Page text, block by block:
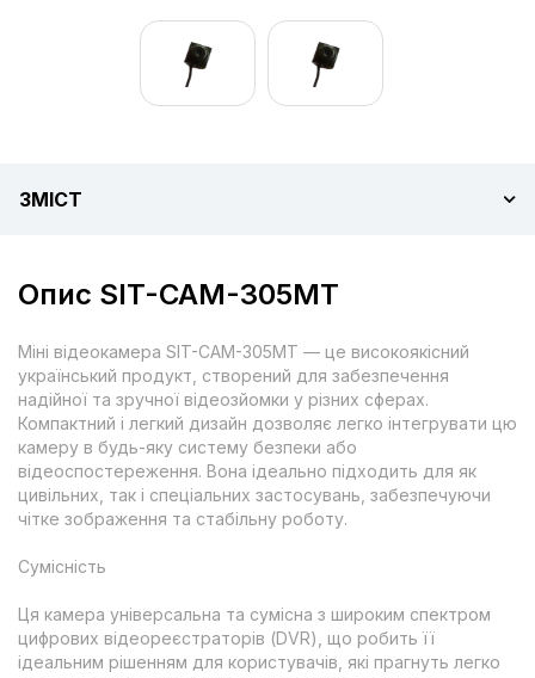
Опис SIT-CAM-305MT
Міні відеокамера SIT-CAM-305MT — це високоякісний
український продукт, створений для забезпечення
надійної та зручної відеозйомки у різних сферах.
Компактний і легкий дизайн дозволяє легко інтегрувати цю
камеру в будь-яку систему безпеки або
відеоспостереження. Вона ідеально підходить для як
цивільних, так і спеціальних застосувань, забезпечуючи
чітке зображення та стабільну роботу.
Сумісність
Ця камера універсальна та сумісна з широким спектром
цифрових відеореєстраторів (DVR), що робить її
ідеальним рішенням для користувачів, які прагнуть легко
ЗМІСТ